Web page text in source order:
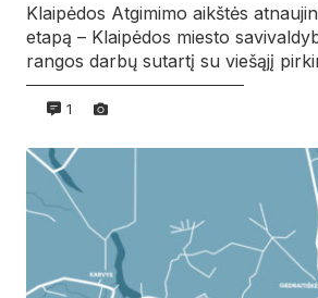
Klaipėdos Atgimimo aikštės
etapą – Klaipėdos miesto
rangos darbų sutartį su viešąjį
1